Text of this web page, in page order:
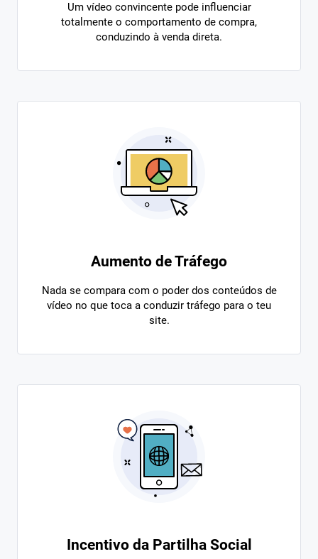
Um vídeo convincente pode influenciar
totalmente o comportamento de compra,
conduzindo à venda direta.
Aumento de Tráfego
Nada se compara com o poder dos conteúdos de
vídeo no que toca a conduzir tráfego para o teu
site.
Incentivo da Partilha Social